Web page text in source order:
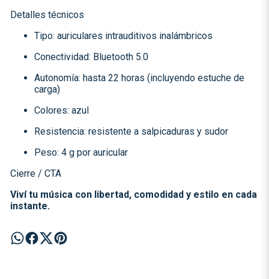
Detalles técnicos
Tipo: auriculares intrauditivos inalámbricos
Conectividad: Bluetooth 5.0
Autonomía: hasta 22 horas (incluyendo estuche de
carga)
Colores: azul
Resistencia: resistente a salpicaduras y sudor
Peso: 4 g por auricular
Cierre / CTA
Viví tu música con libertad, comodidad y estilo en cada
instante.